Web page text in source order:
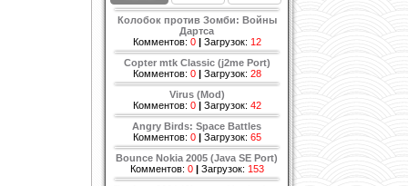
Колобок против Зомби: Войны
Дартса
Комментов: 0| Загрузок: 12
Copter mtk Classic (j2me Port)
Комментов: 0| Загрузок: 28
Virus (Mod)
Комментов: 0| Загрузок: 42
Angry Birds: Space Battles
Комментов: 0| Загрузок: 65
Bounce Nokia 2005 (Java SE Port)
Комментов: 0| Загрузок: 153